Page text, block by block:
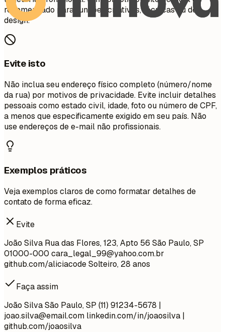
recomendado para funções criativas, técnicas ou de
design.
Evite isto
Não inclua seu endereço físico completo (número/nome
da rua) por motivos de privacidade. Evite incluir detalhes
pessoais como estado civil, idade, foto ou número de CPF,
a menos que especificamente exigido em seu país. Não
use endereços de e-mail não profissionais.
Exemplos práticos
Veja exemplos claros de como formatar detalhes de
contato de forma eficaz.
Evite
João Silva Rua das Flores, 123, Apto 56 São Paulo, SP
01000-000 cara_legal_99@yahoo.com.br
github.com/aliciacode Solteiro, 28 anos
Faça assim
João Silva São Paulo, SP (11) 91234-5678 |
joao.silva@email.com linkedin.com/in/joaosilva |
github.com/joaosilva